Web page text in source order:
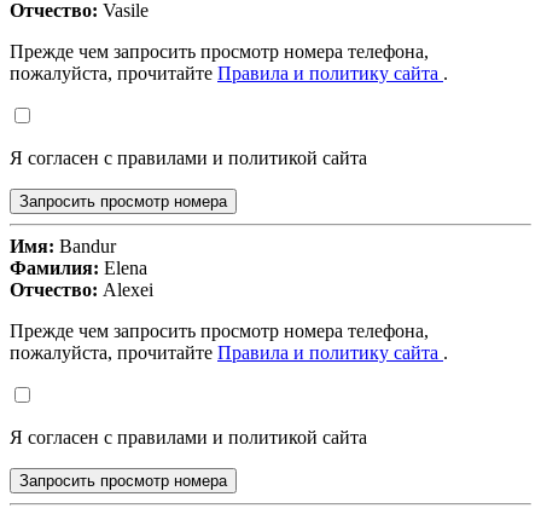
Отчество: Vasile
Прежде чем запросить просмотр номера телефона,
пожалуйста, прочитайте Правила и политику сайта .
Я согласен с правилами и политикой сайта
Запросить просмотр номера
Имя: Bandur
Фамилия: Elena
Отчество: Alexei
Прежде чем запросить просмотр номера телефона,
пожалуйста, прочитайте Правила и политику сайта .
Я согласен с правилами и политикой сайта
Запросить просмотр номера